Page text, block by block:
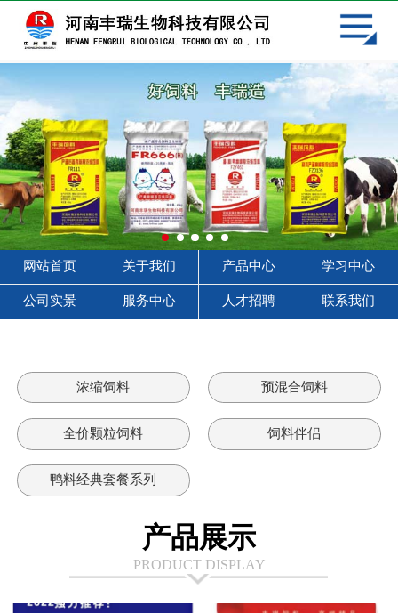
网站首页
关于我们
产品中心
学习中心
客户见证
服务中心
人才招聘
网站首页 关于我们 产品中心 学习中心
公司实景 服务中心 人才招聘 联系我们
浓缩饲料 预混合饲料
全价颗粒饲料 饲料伴侣
鸭料经典套餐系列
产品展示
PRODUCT DISPLAY